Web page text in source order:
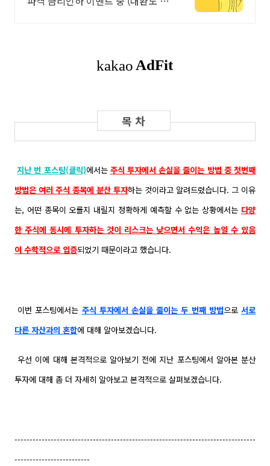
지난 번 포스팅(클릭)에서는 주식 투자에서 손실을 줄이는 방법 중 첫번째
방법은 여러 주식 종목에 분산 투자하는 것이라고 알려드렸습니다. 그 이유
는, 어떤 종목이 오를지 내릴지 정확하게 예측할 수 없는 상황에서는 다양
한 주식에 동시에 투자하는 것이 리스크는 낮으면서 수익은 높일 수 있음
이 수학적으로 입증되었기 때문이라고 했습니다.
이번 포스팅에서는 주식 투자에서 손실을 줄이는 두 번째 방법으로서로
다른 자산과의 혼합에 대해 알아보겠습니다.
우선 이에 대해 본격적으로 알아보기 전에 지난 포스팅에서 알아본 분산
투자에 대해 좀 더 자세히 알아보고 본격적으로 살펴보겠습니다.
--------------------------------------------------------------------------------
-------------------------